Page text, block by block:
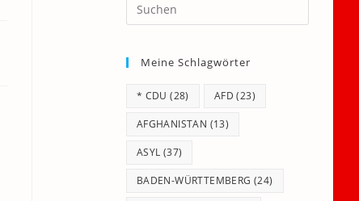
Escape
Meine Schlagwörter
* CDU (28) AFD (23)
AFGHANISTAN (13)
ASYL (37)
BADEN-WÜRTTEMBERG (24)